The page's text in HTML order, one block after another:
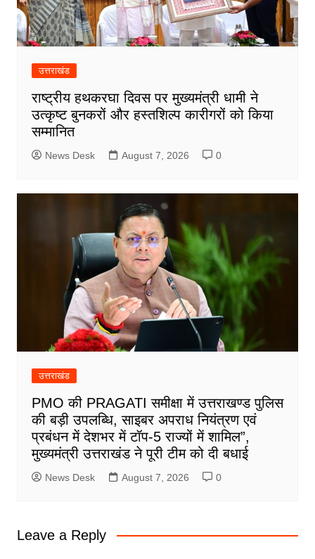
उत्तराखंड
राष्ट्रीय हथकरघा दिवस पर मुख्यमंत्री धामी ने
उत्कृष्ट बुनकरों और हस्तशिल्प कारीगरों को किया
सम्मानित
News Desk August 7, 2026 0
उत्तराखंड
PMO की PRAGATI समीक्षा में उत्तराखण्ड पुलिस
की बड़ी उपलब्धि, साइबर अपराध नियंत्रण एवं
प्रबंधन में देशभर में टॉप-5 राज्यों में शामिल”,
मुख्यमंत्री उत्तराखंड ने पूरी टीम को दी बधाई
News Desk August 7, 2026 0
Leave a Reply